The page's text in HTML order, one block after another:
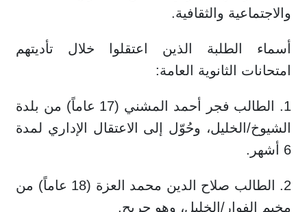
والاجتماعية والثقافية.
أسماء الطلبة الذين اعتقلوا خلال تأديتهم
امتحانات الثانوية العامة:
1. الطالب فجر أحمد المشني (17 عاماً) من بلدة
الشيوخ/الخليل، وحُوّل إلى الاعتقال الإداري لمدة
6 أشهر.
2. الطالب صلاح الدين محمد العزة (18 عاماً) من
مخيم الفوار/الخليل، وهو جريح.